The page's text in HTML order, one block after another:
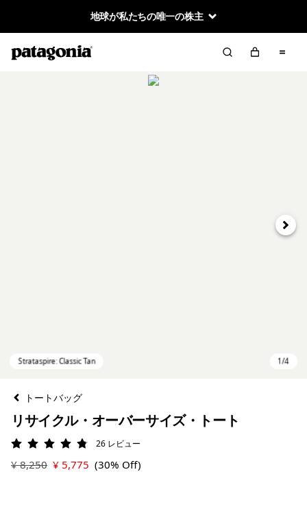
地球が私たちの唯一の株主
次へ
トートバッグ
リサイクル・オーバーサイズ・トート
評価: 4.8 / 5
26 レビュー
¥ 8,250 ¥ 5,775 (30% Off)